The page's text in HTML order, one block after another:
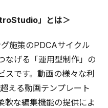
」とは＞
施策のPDCAサイクル
なげる「運用型制作」の
スです。動画の様々な利
える動画テンプレート
軟な編集機能の提供によ